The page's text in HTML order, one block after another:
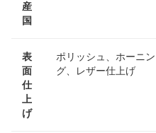
産
国
表
面
仕
上
げ
ポリッシュ、ホーニン
グ、レザー仕上げ